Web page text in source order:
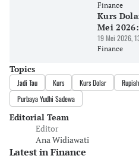
Finance
Kurs
Mei
19 Mei 2026,
Finance
Topics
Jadi Tau Kurs Kurs Dolar Rupiah
Purbaya Yudhi Sadewa
Editorial Team
Editor
Ana Widiawati
Latest in Finance